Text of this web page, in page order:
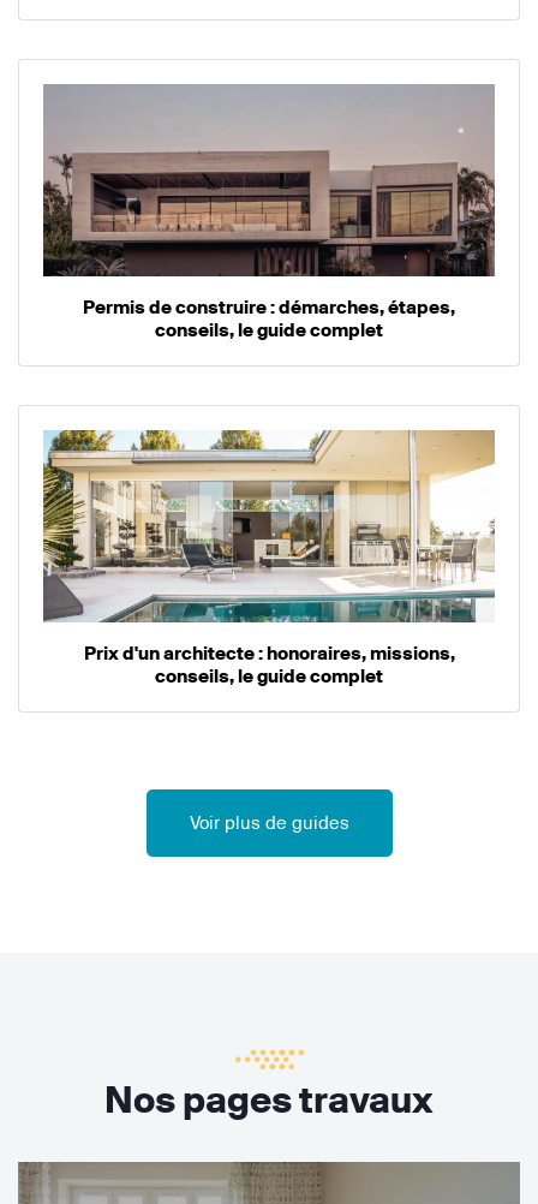
Permis de construire : démarches, étapes,
conseils, le guide complet
Prix d'un architecte : honoraires, missions,
conseils, le guide complet
Voir plus de guides
Nos pages travaux